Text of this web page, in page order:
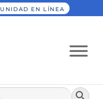
UNIDAD EN LÍNEA
Botón